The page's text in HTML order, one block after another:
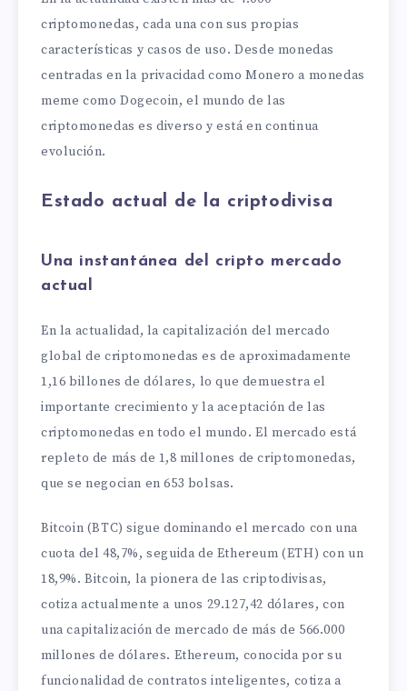
criptomonedas, cada una con sus propias
características y casos de uso. Desde monedas
centradas en la privacidad como Monero a monedas
meme como Dogecoin, el mundo de las
criptomonedas es diverso y está en continua
evolución.
Estado actual de la criptodivisa
Una instantánea del cripto mercado
actual
En la actualidad, la capitalización del mercado
global de criptomonedas es de aproximadamente
1,16 billones de dólares, lo que demuestra el
importante crecimiento y la aceptación de las
criptomonedas en todo el mundo. El mercado está
repleto de más de 1,8 millones de criptomonedas,
que se negocian en 653 bolsas.
Bitcoin (BTC) sigue dominando el mercado con una
cuota del 48,7%, seguida de Ethereum (ETH) con un
18,9%. Bitcoin, la pionera de las criptodivisas,
cotiza actualmente a unos 29.127,42 dólares, con
una capitalización de mercado de más de 566.000
millones de dólares. Ethereum, conocida por su
funcionalidad de contratos inteligentes, cotiza a